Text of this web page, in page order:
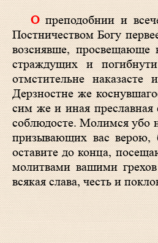
О преподобнии и всечестнии отцы, Вассиане и Ионо, угодницы Христовы блажении и чудотворцы преславнии!
Постничеством Богу
возсиявше, просвещающе
страждущих и
отмстительне
Дерзностне же
сим же и иная преславная
соблюдосте. Молимся убо
призывающих вас верою,
оставите до конца,
молитвами вашими
всякая слава, честь и